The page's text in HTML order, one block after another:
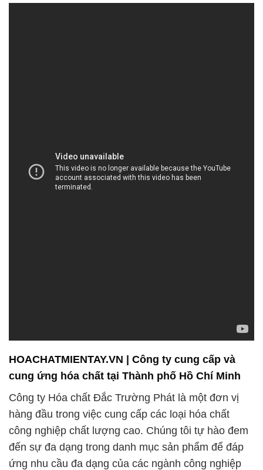
HOACHATMIENTAY.VN | Công ty cung cấp và
cung ứng hóa chất tại Thành phố Hồ Chí Minh
Công ty Hóa chất Đắc Trường Phát là một đơn vị
hàng đầu trong việc cung cấp các loại hóa chất
công nghiệp chất lượng cao. Chúng tôi tự hào đem
đến sự đa dạng trong danh mục sản phẩm để đáp
ứng nhu cầu đa dạng của các ngành công nghiệp